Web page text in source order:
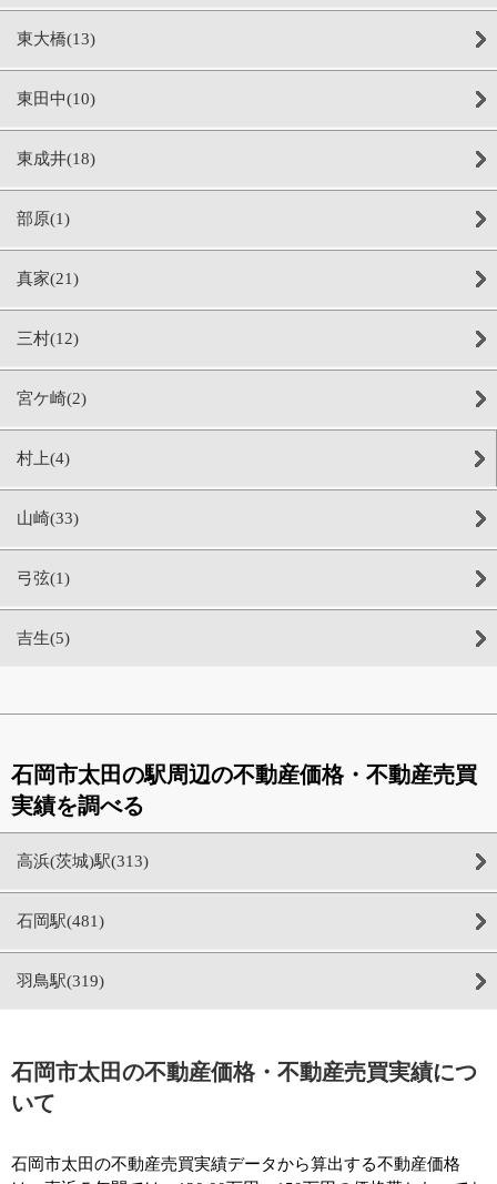
東大橋(13)
東田中(10)
東成井(18)
部原(1)
真家(21)
三村(12)
宮ケ崎(2)
村上(4)
山崎(33)
弓弦(1)
吉生(5)
石岡市太田の駅周辺の不動産価格・不動産売買
実績を調べる
高浜(茨城)駅(313)
石岡駅(481)
羽鳥駅(319)
石岡市太田の不動産価格・不動産売買実績につ
いて
石岡市太田の不動産売買実績データから算出する不動産価格